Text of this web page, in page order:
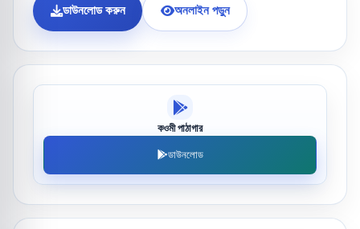
ডাউনলোড করুন অনলাইন পড়ুন
কওমী পাঠাগার
ডাউনলোড